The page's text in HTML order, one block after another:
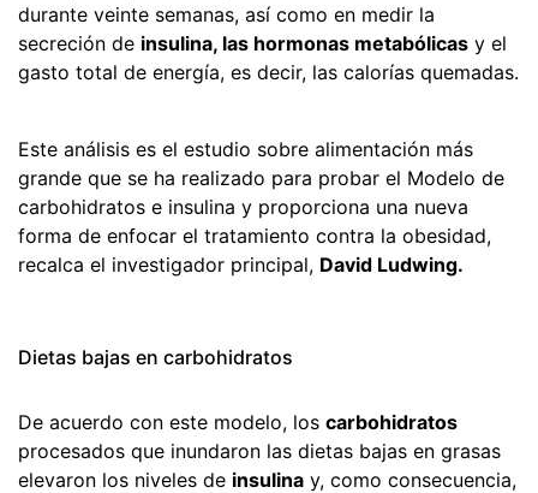
durante veinte semanas, así como en medir la
secreción de insulina, las hormonas metabólicas y el
gasto total de energía, es decir, las calorías quemadas.
Este análisis es el estudio sobre alimentación más
grande que se ha realizado para probar el Modelo de
carbohidratos e insulina y proporciona una nueva
forma de enfocar el tratamiento contra la obesidad,
recalca el investigador principal, David Ludwing.
Dietas bajas en carbohidratos
De acuerdo con este modelo, los carbohidratos
procesados que inundaron las dietas bajas en grasas
elevaron los niveles de insulina y, como consecuencia,